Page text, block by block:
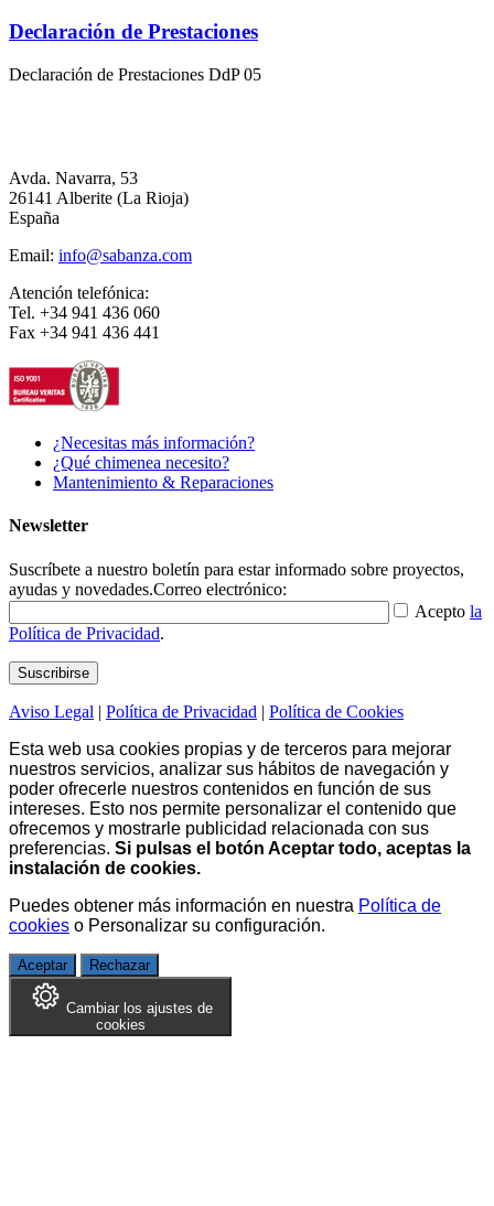
Declaración de Prestaciones
Declaración de Prestaciones DdP 05
Avda. Navarra, 53
26141 Alberite (La Rioja)
España
Email: info@sabanza.com
Atención telefónica:
Tel. +34 941 436 060
Fax +34 941 436 441
¿Necesitas más información?
¿Qué chimenea necesito?
Mantenimiento & Reparaciones
Newsletter
Suscríbete a nuestro boletín para estar informado sobre proyectos,
ayudas y novedades.Correo electrónico:
Acepto la
Política de Privacidad.
Aviso Legal | Política de Privacidad | Política de Cookies
Esta web usa cookies propias y de terceros para mejorar
nuestros servicios, analizar sus hábitos de navegación y
poder ofrecerle nuestros contenidos en función de sus
intereses. Esto nos permite personalizar el contenido que
ofrecemos y mostrarle publicidad relacionada con sus
preferencias. Si pulsas el botón Aceptar todo, aceptas la
instalación de cookies.
Puedes obtener más información en nuestra Política de
cookies o Personalizar su configuración.
Aceptar Rechazar
Cambiar los ajustes de
cookies